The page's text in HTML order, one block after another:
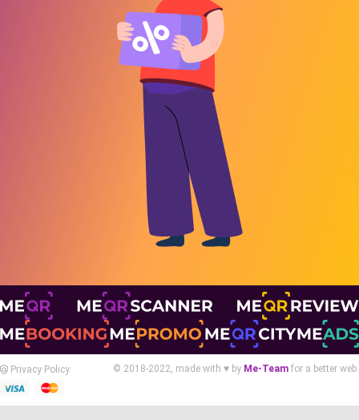
Privacy Policy © 2018-2022, made with ♥ by Me-Team for a better web.